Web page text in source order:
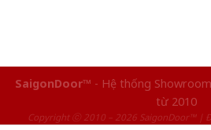
SaigonDoor™ - Hệ thống
từ 2010
Copyright ⓒ 2010 – 2026 SaigonDoor™ |